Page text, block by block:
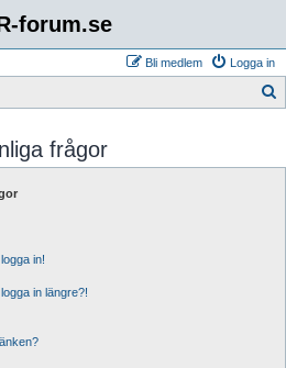
forum.se
Logga in
Bli medlem
frågor
in!
in längre?!